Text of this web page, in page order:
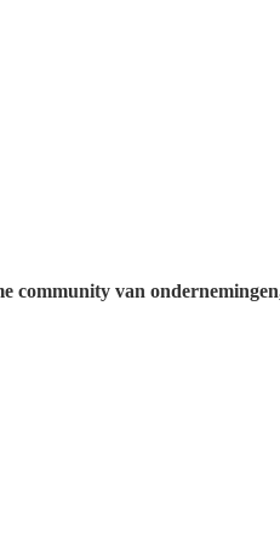
community van